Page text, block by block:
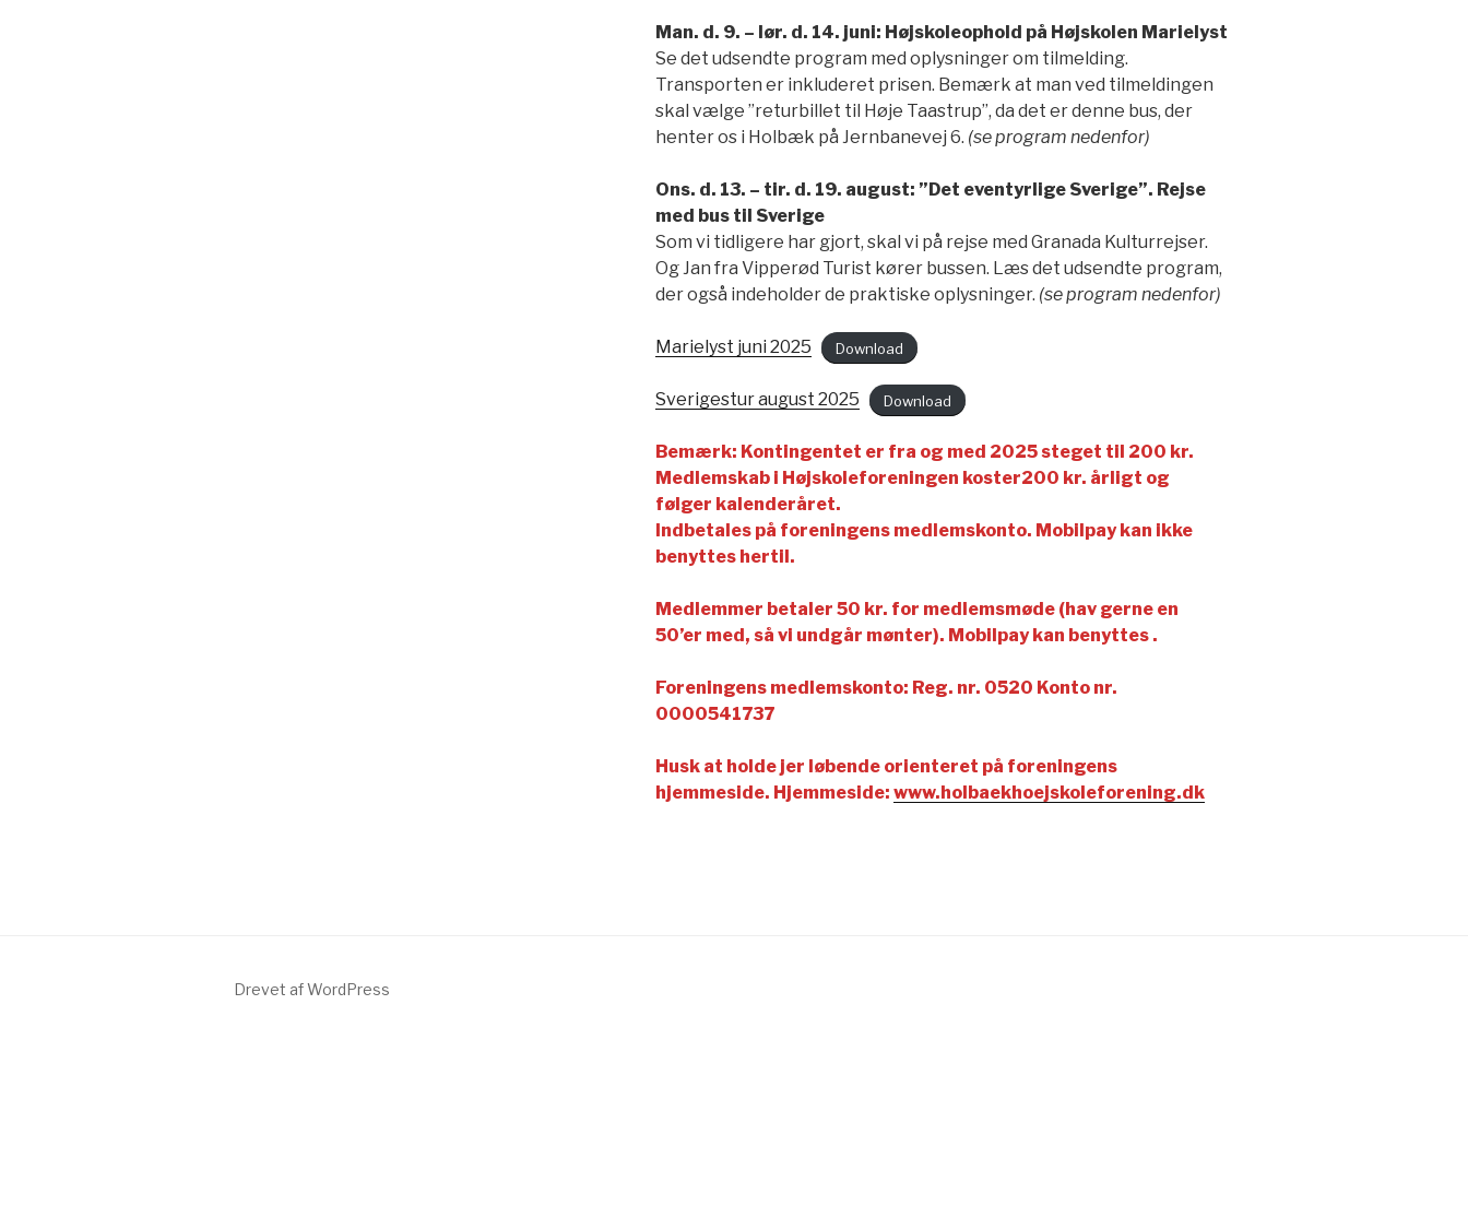
Man. d. 9. – lør. d. 14. juni: Højskoleophold på Højskolen Marielyst
Se det udsendte program med oplysninger om tilmelding.
Transporten er inkluderet prisen. Bemærk at man ved tilmeldingen
skal vælge ”returbillet til Høje Taastrup”, da det er denne bus, der
henter os i Holbæk på Jernbanevej 6. (se program nedenfor)
Ons. d. 13. – tir. d. 19. august: ”Det eventyrlige Sverige”. Rejse
med bus til Sverige
Som vi tidligere har gjort, skal vi på rejse med Granada Kulturrejser.
Og Jan fra Vipperød Turist kører bussen. Læs det udsendte program,
der også indeholder de praktiske oplysninger. (se program nedenfor)
Marielyst juni 2025 Download
Sverigestur august 2025 Download
Bemærk: Kontingentet er fra og med 2025 steget til 200 kr.
Medlemskab i Højskoleforeningen koster200 kr. årligt og
følger kalenderåret.
Indbetales på foreningens medlemskonto. Mobilpay kan ikke
benyttes hertil.
Medlemmer betaler 50 kr. for medlemsmøde (hav gerne en
50’er med, så vi undgår mønter). Mobilpay kan benyttes .
Foreningens medlemskonto: Reg. nr. 0520 Konto nr.
0000541737
Husk at holde jer løbende orienteret på foreningens
hjemmeside. Hjemmeside: www.holbaekhoejskoleforening.dk
Drevet af WordPress